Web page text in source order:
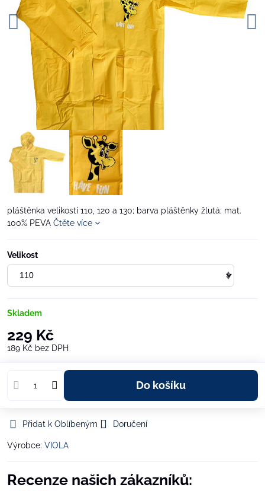
pláštěnka velikostí 110, 120 a 130; barva pláštěnky žlutá; mat.
100% PEVA Čtěte více
Velikost
Skladem
229 Kč
189 Kč bez DPH
Do košíku
Přidat k Oblíbeným Doručení
Výrobce: VIOLA
Recenze našich zákazníků: